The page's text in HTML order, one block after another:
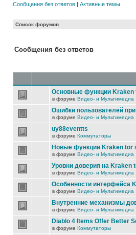
Сообщения без ответов | Активные темы
Список форумов
Сообщения без ответов
Основные функции Kraken
в форуме Видео- и Мультимедиа
Ошибки пользователей
в форуме Видео- и Мультимедиа
uy88eventts
в форуме Коммутаторы
Новые функции Kraken tor
в форуме Видео- и Мультимедиа
Уровни доверия на Kraken
в форуме Видео- и Мультимедиа
Особенности интерфейса
в форуме Видео- и Мультимедиа
Внутренние механизмы
в форуме Видео- и Мультимедиа
Diablo 4 Items Offer Better
в форуме Коммутаторы